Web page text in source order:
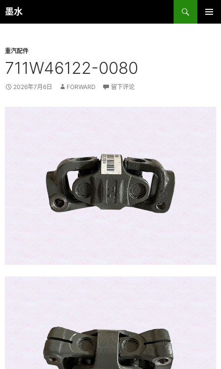
跳
至
墨水
搜
索
重汽配件
711W46122-0080
2026年7月6日 FORWARD 留下评论